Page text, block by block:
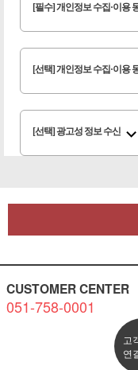
[필수] 개인정보 수집·이용
[선택] 개인정보 수집·이용
[선택] 광고성 정보 수신
CUSTOMER CENTER
051-758-0001
고
연